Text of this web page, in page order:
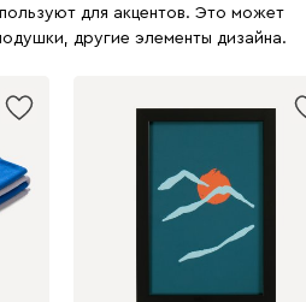
для акцентов. Это может
другие элементы дизайна.